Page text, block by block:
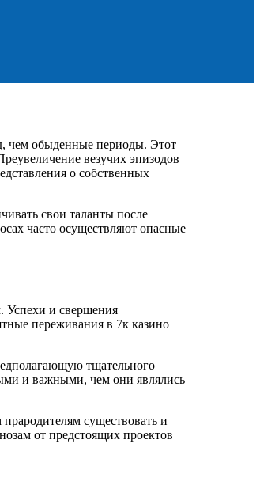
чем обыденные периоды. Этот
везучих эпизодов
о собственных
свои таланты после
часто осуществляют опасные
Успехи и свершения
переживания в 7к казино
тщательного
и важными, чем они являлись
существовать и
от предстоящих проектов